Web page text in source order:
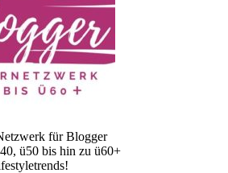
für Blogger
ü50 bis hin zu ü60+